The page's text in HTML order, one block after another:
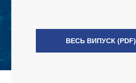
ВЕСЬ ВИПУСК (PDF)